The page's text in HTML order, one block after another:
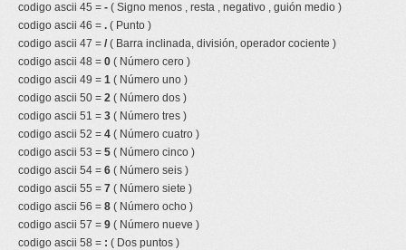
codigo ascii 45 = - ( Signo menos , resta , negativo , guión medio )
codigo ascii 46 = . ( Punto )
codigo ascii 47 = /( Barra inclinada, división, operador cociente )
codigo ascii 48 = 0 ( Número cero )
codigo ascii 49 = 1 ( Número uno )
codigo ascii 50 = 2 ( Número dos )
codigo ascii 51 = 3 ( Número tres )
codigo ascii 52 = 4 ( Número cuatro )
codigo ascii 53 = 5 ( Número cinco )
codigo ascii 54 = 6 ( Número seis )
codigo ascii 55 = 7 ( Número siete )
codigo ascii 56 = 8 ( Número ocho )
codigo ascii 57 = 9 ( Número nueve )
codigo ascii 58 = : ( Dos puntos )